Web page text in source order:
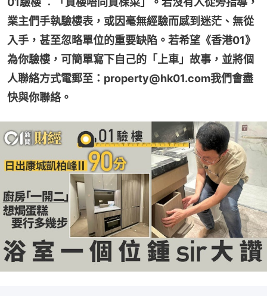
業主們手執驗樓表，或因毫無經驗而感到迷茫、無從
入手，甚至忽略單位的重要缺陷。若希望《香港01》
為你驗樓，可簡單寫下自己的「上車」故事，並將個
人聯絡方式電郵至：property@hk01.com我們會盡
快與你聯絡。